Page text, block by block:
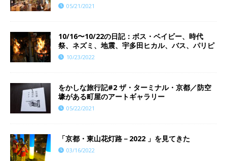
05/21/2021
10/16〜10/22の日記：ボス・ベイビー、時代
祭、ネズミ、地震、宇多田ヒカル、バス、パリピ
10/23/2022
をかしな旅行記#2 ザ・ターミナル・京都／防空
壕がある町屋のアートギャラリー
05/22/2021
「京都・東山花灯路－2022 」を見てきた
03/16/2022